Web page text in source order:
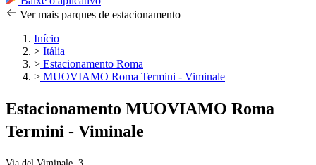
Ver mais parques de estacionamento
Início
> Itália
> Estacionamento Roma
> MUOVIAMO Roma Termini - Viminale
Estacionamento MUOVIAMO Roma
Termini - Viminale